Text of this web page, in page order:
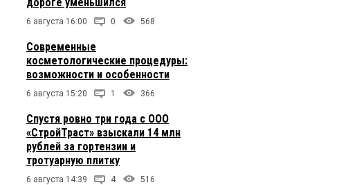
6 августа 16:00 0 568
Современные
косметологические процедуры:
возможности и особенности
6 августа 15:20 1 366
Спустя ровно три года с ООО
«СтройТраст» взыскали 14 млн
рублей за гортензии и
тротуарную плитку
6 августа 14:39 4 516